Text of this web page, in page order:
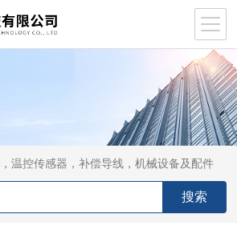
温控传感器，补偿导线，机械设备及配件